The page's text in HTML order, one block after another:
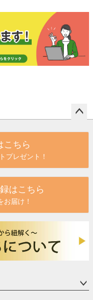
こちら
プレゼント！
はこちら
お届け！